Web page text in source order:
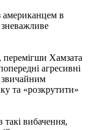
американцем в
зневажливе
перемігши Хамзата
агресивні
та «розкрутити»
вибачення,